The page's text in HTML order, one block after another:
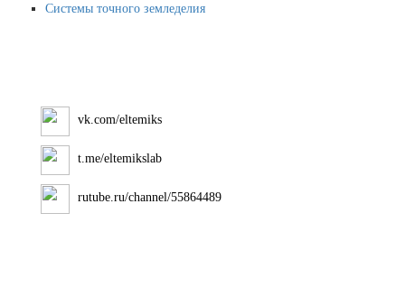
Системы точного земледелия
vk.com/eltemiks
t.me/eltemikslab
rutube.ru/channel/55864489